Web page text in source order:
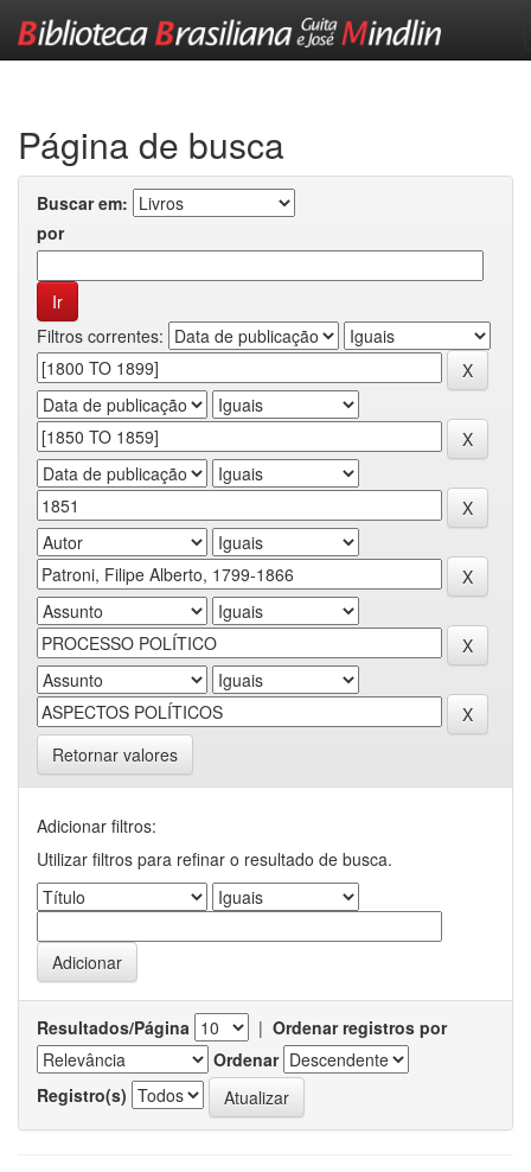
Página de busca
Buscar em:
por
Filtros correntes:
Retornar valores
Adicionar filtros:
Utilizar filtros para refinar o resultado de busca.
Resultados/Página | Ordenar registros por
Ordenar
Registro(s)